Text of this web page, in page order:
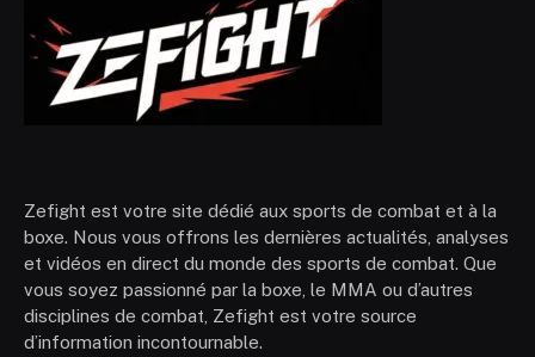
Zefight est votre site dédié aux sports de combat et à la
boxe. Nous vous offrons les dernières actualités, analyses
et vidéos en direct du monde des sports de combat. Que
vous soyez passionné par la boxe, le MMA ou d’autres
disciplines de combat, Zefight est votre source
d’information incontournable.